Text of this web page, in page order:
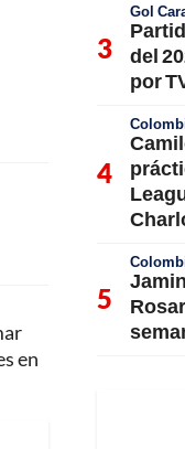
en
Gol
del
por